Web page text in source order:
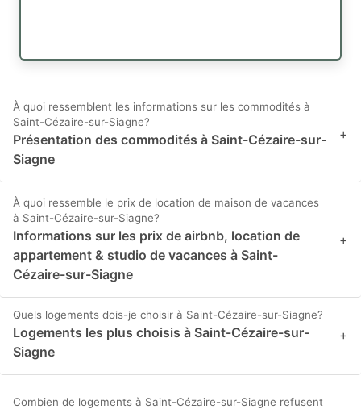
À quoi ressemblent les informations sur les commodités à
Saint-Cézaire-sur-Siagne?
Présentation des commodités à Saint-Cézaire-sur-
Siagne
+
À quoi ressemble le prix de location de maison de vacances
à Saint-Cézaire-sur-Siagne?
Informations sur les prix de airbnb, location de
appartement & studio de vacances à Saint-
Cézaire-sur-Siagne
+
Quels logements dois-je choisir à Saint-Cézaire-sur-Siagne?
Logements les plus choisis à Saint-Cézaire-sur-
Siagne
+
Combien de logements à Saint-Cézaire-sur-Siagne refusent